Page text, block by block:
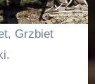
Grzbiet